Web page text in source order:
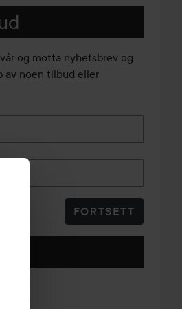
og motta nyhetsbrev og
av noen tilbud eller
FORTSETT